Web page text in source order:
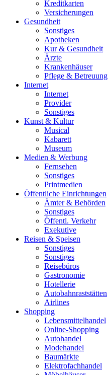
Kreditkarten
Versicherungen
Gesundheit
Sonstiges
Apotheken
Kur & Gesundheit
Ärzte
Krankenhäuser
Pflege & Betreuung
Internet
Internet
Provider
Sonstiges
Kunst & Kultur
Musical
Kabarett
Museum
Medien & Werbung
Fernsehen
Sonstiges
Printmedien
Öffentliche Einrichtungen
Ämter & Behörden
Sonstiges
Öffentl. Verkehr
Exekutive
Reisen & Speisen
Sonstiges
Sonstiges
Reisebüros
Gastronomie
Hotellerie
Autobahnraststätten
Airlines
Shopping
Lebensmittelhandel
Online-Shopping
Autohandel
Modehandel
Baumärkte
Elektrofachhandel